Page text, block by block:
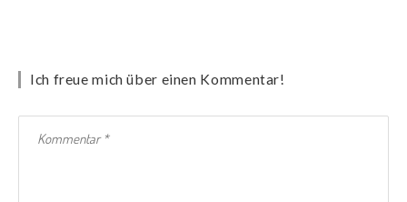
Ich freue mich über einen Kommentar!